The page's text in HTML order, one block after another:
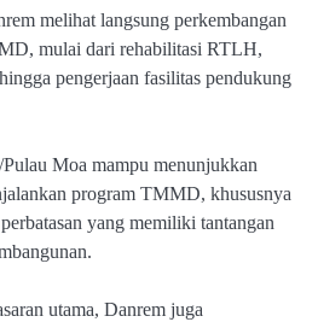
melihat langsung perkembangan
mulai dari rehabilitasi RTLH,
pengerjaan fasilitas pendukung
Moa mampu menunjukkan
program TMMD, khususnya
yang memiliki tantangan
utama, Danrem juga